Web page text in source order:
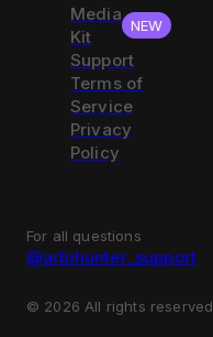
Media
Kit
NEW
Support
Terms of
Service
Privacy
Policy
For all questions
@arbihunter_support
© 2026 All rights reserved